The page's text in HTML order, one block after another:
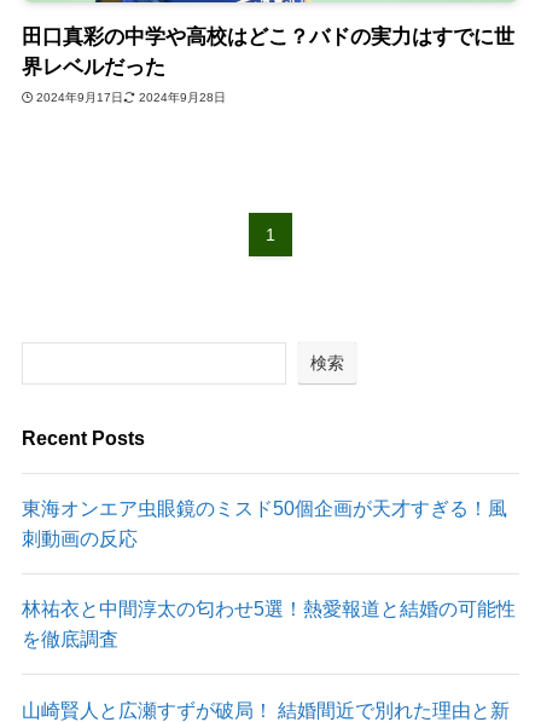
田口真彩の中学や高校はどこ？バドの実力はすでに世
界レベルだった
2024年9月17日 2024年9月28日
1
検索
Recent Posts
東海オンエア虫眼鏡のミスド50個企画が天才すぎる！風
刺動画の反応
林祐衣と中間淳太の匂わせ5選！熱愛報道と結婚の可能性
を徹底調査
山崎賢人と広瀬すずが破局！ 結婚間近で別れた理由と新